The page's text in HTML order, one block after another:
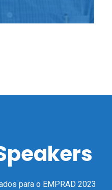
para o EMPRAD 2023